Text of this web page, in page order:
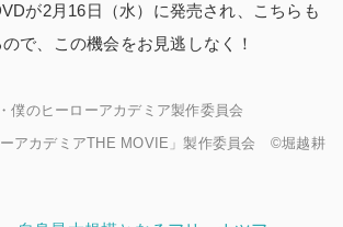
が2月16日（水）に発売され、こちらも
で、この機会をお見逃しなく！
僕のヒーローアカデミア製作委員会
アカデミアTHE MOVIE」製作委員会 ©堀越耕